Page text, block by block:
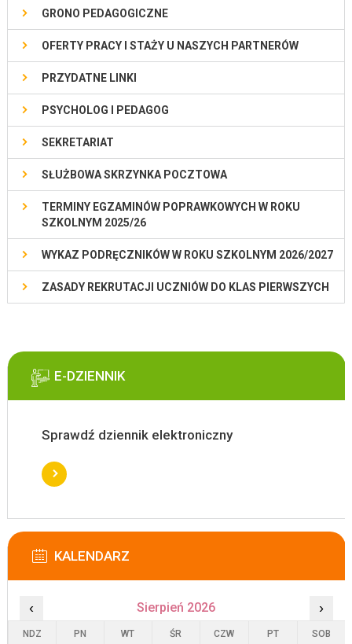
GRONO PEDAGOGICZNE
OFERTY PRACY I STAŻY U NASZYCH PARTNERÓW
PRZYDATNE LINKI
PSYCHOLOG I PEDAGOG
SEKRETARIAT
SŁUŻBOWA SKRZYNKA POCZTOWA
TERMINY EGZAMINÓW POPRAWKOWYCH W ROKU
SZKOLNYM 2025/26
WYKAZ PODRĘCZNIKÓW W ROKU SZKOLNYM 2026/2027
ZASADY REKRUTACJI UCZNIÓW DO KLAS PIERWSZYCH
E-DZIENNIK
Sprawdź dziennik elektroniczny
KALENDARZ
‹ Sierpień 2026 ›
NDZ PN WT ŚR CZW PT SOB